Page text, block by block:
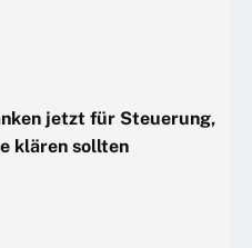
jetzt für Steuerung,
klären sollten